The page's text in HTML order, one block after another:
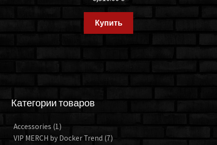
Купить
Категории товаров
Accessories (1)
VIP MERCH by Docker Trend (7)